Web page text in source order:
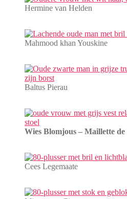
Hermine van Helden
Mahmood khan Youskine
Baltus Pierau
Wies Blomjous – Maillette
Cees Legemaate